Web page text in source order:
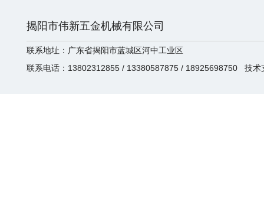
揭阳市伟新五金机械有限公司
联系地址：广东省揭阳市蓝城区河中工业区
联系电话：13802312855 / 13380587875 / 18925698750 技术